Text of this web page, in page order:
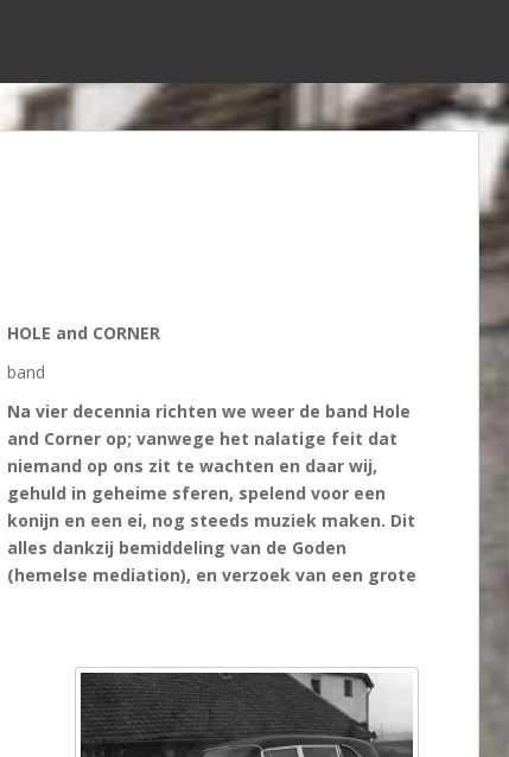
HOLE and CORNER
band
Na vier decennia richten we weer de band Hole
and Corner op; vanwege het nalatige feit dat
niemand op ons zit te wachten en daar wij,
gehuld in geheime sferen, spelend voor een
konijn en een ei, nog steeds muziek maken. Dit
alles dankzij bemiddeling van de Goden
(hemelse mediation), en verzoek van een grote